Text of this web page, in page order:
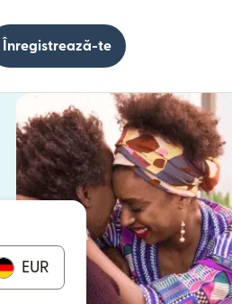
Înregistrează-te
EUR